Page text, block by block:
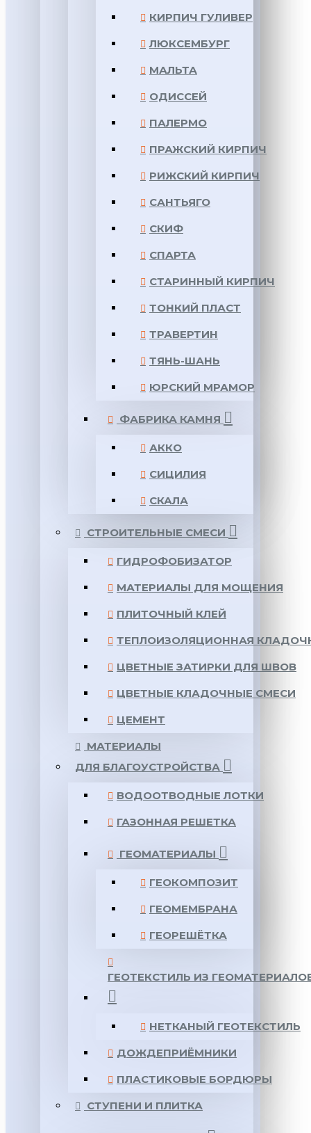
КИРПИЧ ГУЛИВЕР
ЛЮКСЕМБУРГ
МАЛЬТА
ОДИССЕЙ
ПАЛЕРМО
ПРАЖСКИЙ КИРПИЧ
РИЖСКИЙ КИРПИЧ
САНТЬЯГО
СКИФ
СПАРТА
СТАРИННЫЙ КИРПИЧ
ТОНКИЙ ПЛАСТ
ТРАВЕРТИН
ТЯНЬ-ШАНЬ
ЮРСКИЙ МРАМОР
ФАБРИКА КАМНЯ
АККО
СИЦИЛИЯ
СКАЛА
СТРОИТЕЛЬНЫЕ СМЕСИ
ГИДРОФОБИЗАТОР
МАТЕРИАЛЫ ДЛЯ МОЩЕНИЯ
ПЛИТОЧНЫЙ КЛЕЙ
ТЕПЛОИЗОЛЯЦИОННАЯ
ЦВЕТНЫЕ ЗАТИРКИ ДЛЯ ШВОВ
ЦВЕТНЫЕ КЛАДОЧНЫЕ СМЕСИ
ЦЕМЕНТ
МАТЕРИАЛЫ
ДЛЯ БЛАГОУСТРОЙСТВА
ВОДООТВОДНЫЕ ЛОТКИ
ГАЗОННАЯ РЕШЕТКА
ГЕОМАТЕРИАЛЫ
ГЕОКОМПОЗИТ
ГЕОМЕМБРАНА
ГЕОРЕШЁТКА
ГЕОТЕКСТИЛЬ ИЗ
НЕТКАНЫЙ ГЕОТЕКСТИЛЬ
ДОЖДЕПРИЁМНИКИ
ПЛАСТИКОВЫЕ БОРДЮРЫ
СТУПЕНИ И ПЛИТКА